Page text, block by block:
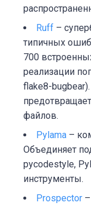
Ruff –
типичных
700
реализации
flake8-bugbear
файлов.
Pylama –
Объединяет
pycodestyle,
инструменты.
Prospector